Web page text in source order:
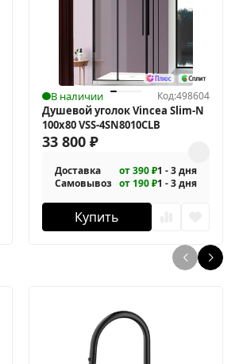
В наличии Код:498604
Душевой уголок Vincea Slim-N
100x80 VSS-4SN8010CLB
33 800₽
Доставка от 390 ₽1 - 3 дня
Самовывоз от 190 ₽1 - 3 дня
Купить